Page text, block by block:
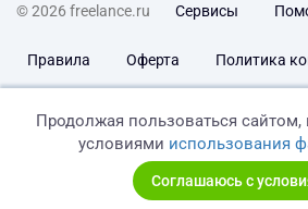
© 2026 freelance.ru Сервисы
Правила Оферта Политика
Продолжая пользоваться сайтом,
условиями использования
Соглашаюсь с